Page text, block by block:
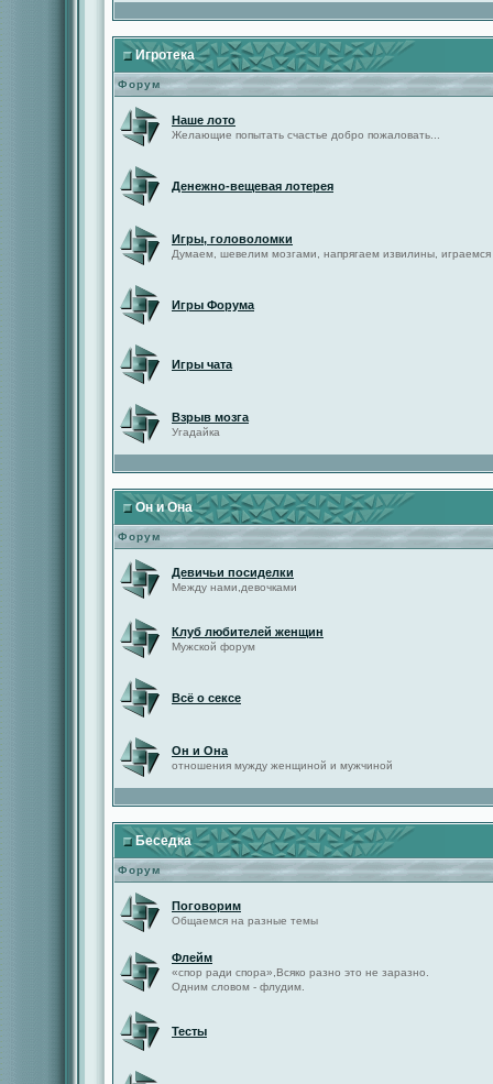
Игротека
Форум
Наше лото
Желающие попытать счастье добро пожаловать...
Денежно-вещевая лотерея
Игры, головоломки
Думаем, шевелим мозгами, напрягаем извилины,
Игры Форума
Игры чата
Взрыв мозга
Угадайка
Он и Она
Форум
Девичьи посиделки
Между нами,девочками
Клуб любителей женщин
Мужской форум
Всё о сексе
Он и Она
отношения мужду женщиной и мужчиной
Беседка
Форум
Поговорим
Общаемся на разные темы
Флейм
«спор ради спора»,Всяко разно это не заразно.
Одним словом - флудим.
Тесты